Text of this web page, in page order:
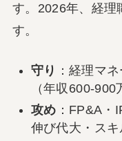
す。2026年、経理
す。
守り ：経理マ
（年収600-900
攻め ：FP&A
伸び代大・スキ